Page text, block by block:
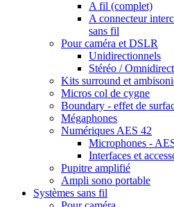
A fil (complet)
A connecteur
sans fil
Pour caméra et DSLR
Unidirectionnels
Stéréo /
Kits surround et
Micros col de cygne
Boundary - effet de
Mégaphones
Numériques AES 42
Microphones -
Interfaces et
Pupitre amplifié
Ampli sono portable
Systèmes sans fil